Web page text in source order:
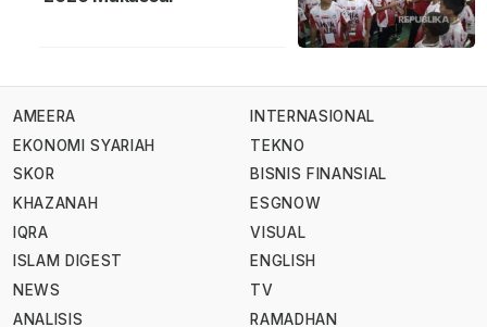
AMEERA
EKONOMI SYARIAH
SKOR
KHAZANAH
IQRA
ISLAM DIGEST
NEWS
ANALISIS
INTERNASIONAL
TEKNO
BISNIS FINANSIAL
ESGNOW
VISUAL
ENGLISH
TV
RAMADHAN